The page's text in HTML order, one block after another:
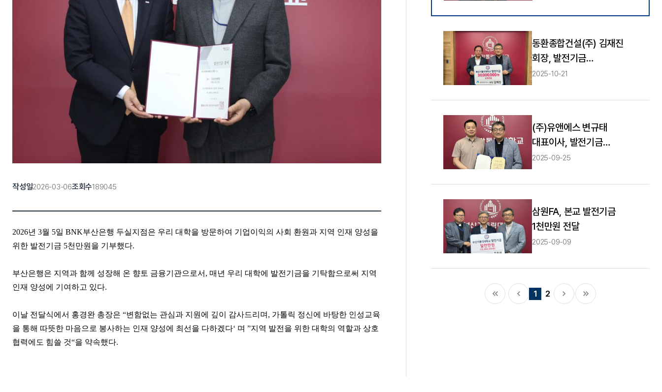
작성일2026-03-06조회수189045
2026년 3월 5일 BNK부산은행 두실지점은 우리 대학을 방문하여 기업이익의 사회 환원과 지역 인재 양성을
위한 발전기금 5천만원을 기부했다.
부산은행은 지역과 함께 성장해 온 향토 금융기관으로서 , 매년 우리 대학에 발전기금을 기탁함으로써 지역
인재 양성에 기여하고 있다.
이날 전달식에서 홍경완 총장은 “변함없는 관심과 지원에 깊이 감사드리며 , 가톨릭 정신에 바탕한 인성교육
을 통해 따뜻한 마음으로 봉사하는 인재 양성에 최선을 다하겠다‘ 며 ”지역 발전을 위한 대학의 역할과 상호
협력에도 힘쓸 것“을 약속했다.
동환종합건설(주) 김재진
회장, 발전기금
3,000만원 기부
2025-10-21
(주)유앤에스 변규태
대표이사, 발전기금
1200만원 약정
2025-09-25
삼원FA, 본교 발전기금
1천만원 전달
2025-09-09
1 2